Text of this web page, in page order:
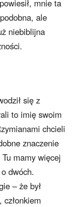
mnie ta
ale
niebiblijna
się z
to imię swoim
chcieli
znaczenie
mamy więcej
dwóch.
– że był